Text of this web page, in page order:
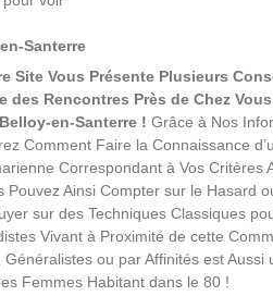
Santerre
Site Vous Présente Plusieurs
des Rencontres Près de Chez
en-Santerre ! Grâce à Nos
Comment Faire la Connaissance
Correspondant à Vos Critères
Pouvez Ainsi Compter sur le Hasard
sur des Techniques Classiques
Vivant à Proximité de cette
ou par Affinités est Aussi
Femmes Habitant dans le 80 !